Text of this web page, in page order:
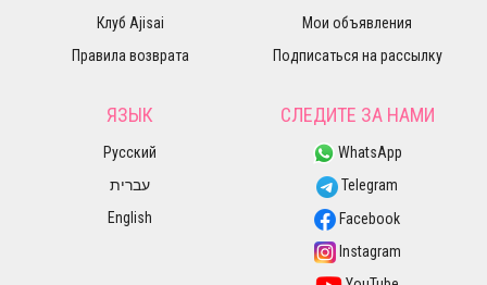
Клуб Ajisai
Правила возврата
Мои объявления
Подписаться на рассылку
ЯЗЫК
Русский
עברית
English
СЛЕДИТЕ ЗА НАМИ
WhatsApp
Telegram
Facebook
Instagram